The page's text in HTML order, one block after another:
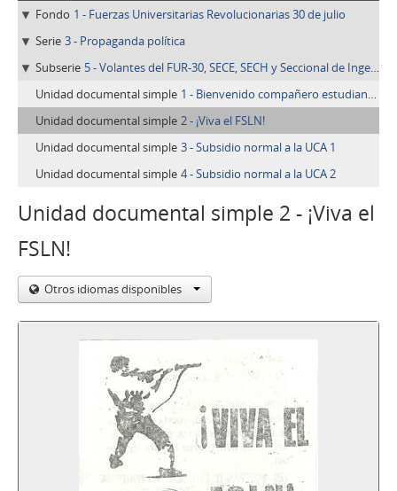
Fondo 1 - Fuerzas Universitarias Revolucionarias 30 de julio
Serie 3 - Propaganda política
Subserie 5 - Volantes del FUR-30, SECE, SECH y Seccional de Ingeniería
Unidad documental simple 1 - Bienvenido compañero estudiante de nuevo ingreso
Unidad documental simple 2 - ¡Viva el FSLN!
Unidad documental simple 3 - Subsidio normal a la UCA 1
Unidad documental simple 4 - Subsidio normal a la UCA 2
Unidad documental simple 2 - ¡Viva el
FSLN!
Otros idiomas disponibles